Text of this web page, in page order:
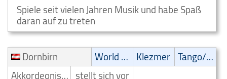
Spiele seit vielen Jahren Musik und habe Spaß
daran auf zu treten
Dornbirn
World Music Klezmer
Tango/Samba